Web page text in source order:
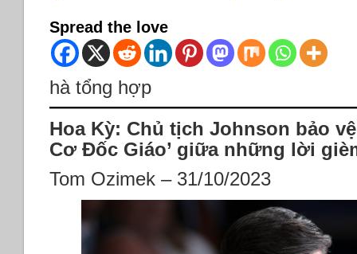
Spread the love
hà tổng hợp
Hoa Kỳ: Chủ tịch Johnson bảo
Cơ Đốc Giáo’ giữa những lời
Tom Ozimek – 31/10/2023